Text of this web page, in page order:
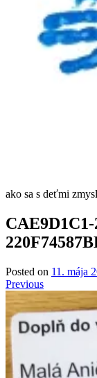
ako sa s deťmi
Posted on 11. mája
Previous